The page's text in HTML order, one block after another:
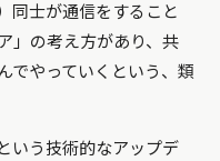
同士が通信をすること
」の考え方があり、共
でやっていくという、類
いう技術的なアップデ